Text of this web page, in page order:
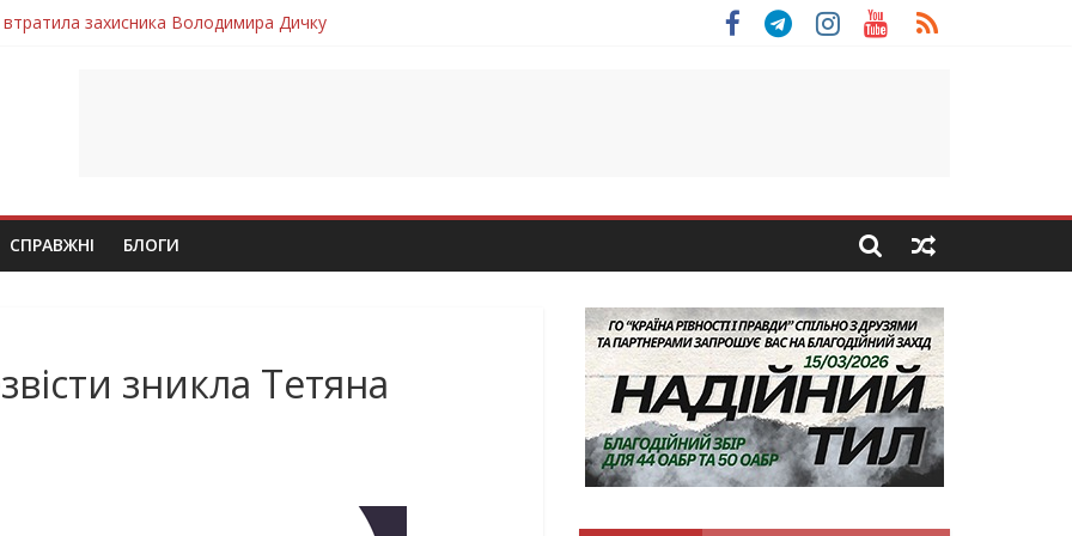
захисника Володимира Дичку
молодий захисник Дмитро Березко з Тернопільщини
захисника Володимира Вельму
молодого захисника Андрія Іскоростенського
СПРАВЖНІ БЛОГИ
зникла Тетяна